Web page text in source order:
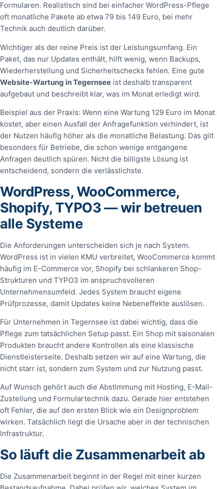
Formularen. Realistisch sind bei einfacher WordPress-Pflege
oft monatliche Pakete ab etwa 79 bis 149 Euro, bei mehr
Technik auch deutlich darüber.
Wichtiger als der reine Preis ist der Leistungsumfang. Ein
Paket, das nur Updates enthält, hilft wenig, wenn Backups,
Wiederherstellung und Sicherheitschecks fehlen. Eine gute
Website-Wartung in Tegernsee ist deshalb transparent
aufgebaut und beschreibt klar, was im Monat erledigt wird.
Beispiel aus der Praxis: Wenn eine Wartung 129 Euro im Monat
kostet, aber einen Ausfall der Anfragefunktion verhindert, ist
der Nutzen häufig höher als die monatliche Belastung. Das gilt
besonders für Betriebe, die schon wenige entgangene
Anfragen deutlich spüren. Nicht die billigste Lösung ist
entscheidend, sondern die verlässlichste.
WordPress, WooCommerce,
Shopify, TYPO3 — wir betreuen
alle Systeme
Die Anforderungen unterscheiden sich je nach System.
WordPress ist in vielen KMU verbreitet, WooCommerce kommt
häufig im E-Commerce vor, Shopify bei schlankeren Shop-
Strukturen und TYPO3 im anspruchsvolleren
Unternehmensumfeld. Jedes System braucht eigene
Prüfprozesse, damit Updates keine Nebeneffekte auslösen.
Für Unternehmen in Tegernsee ist dabei wichtig, dass die
Pflege zum tatsächlichen Setup passt. Ein Shop mit saisonalen
Produkten braucht andere Kontrollen als eine klassische
Dienstleisterseite. Deshalb setzen wir auf eine Wartung, die
nicht starr ist, sondern zum System und zur Nutzung passt.
Auf Wunsch gehört auch die Abstimmung mit Hosting, E-Mail-
Zustellung und Formulartechnik dazu. Gerade hier entstehen
oft Fehler, die auf den ersten Blick wie ein Designproblem
wirken. Tatsächlich liegt die Ursache aber in der technischen
Infrastruktur.
So läuft die Zusammenarbeit ab
Die Zusammenarbeit beginnt in der Regel mit einer kurzen